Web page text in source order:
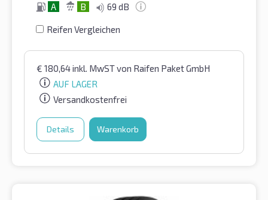
A B 69 dB
Reifen Vergleichen
€ 180,64inkl. MwSTvon Raifen Paket GmbH
AUF LAGER
Versandkostenfrei
Details Warenkorb